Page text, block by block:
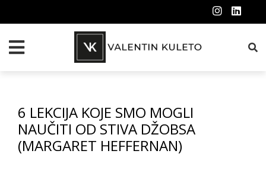
6 LEKCIJA KOJE SMO MOGLI
NAUČITI OD STIVA DŽOBSA
(MARGARET HEFFERNAN)